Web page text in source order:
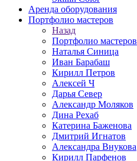
Аренда оборудования
Портфолио мастеров
Назад
Портфолио мастеров
Наталья Синица
Иван Барабаш
Кирилл Петров
Алексей Ч
Дарья Север
Александр Моляков
Дина Рехаб
Катерина Баженова
Дмитрий Игнатов
Александра Внукова
Кирилл Парфенов